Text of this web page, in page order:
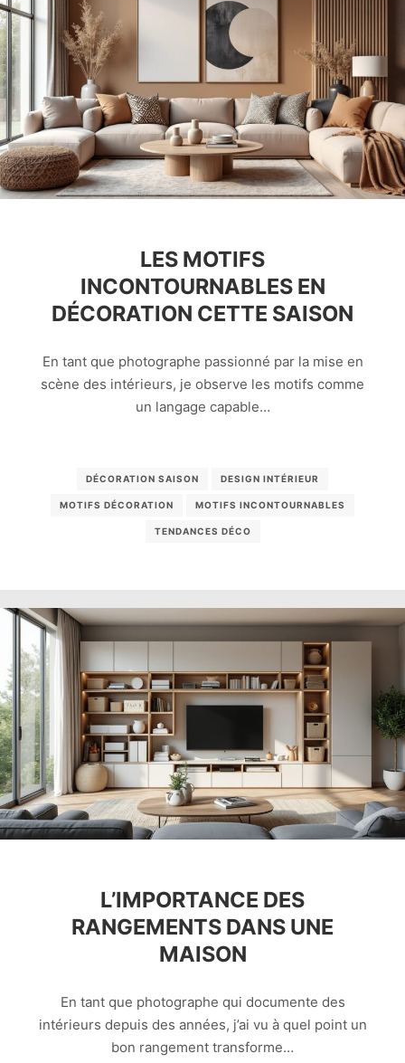
LES MOTIFS
INCONTOURNABLES EN
DÉCORATION CETTE SAISON
En tant que photographe passionné par la mise en
scène des intérieurs, je observe les motifs comme
un langage capable…
DÉCORATION SAISON DESIGN INTÉRIEUR
MOTIFS DÉCORATION MOTIFS INCONTOURNABLES
TENDANCES DÉCO
L’IMPORTANCE DES
RANGEMENTS DANS UNE
MAISON
En tant que photographe qui documente des
intérieurs depuis des années, j’ai vu à quel point un
bon rangement transforme…